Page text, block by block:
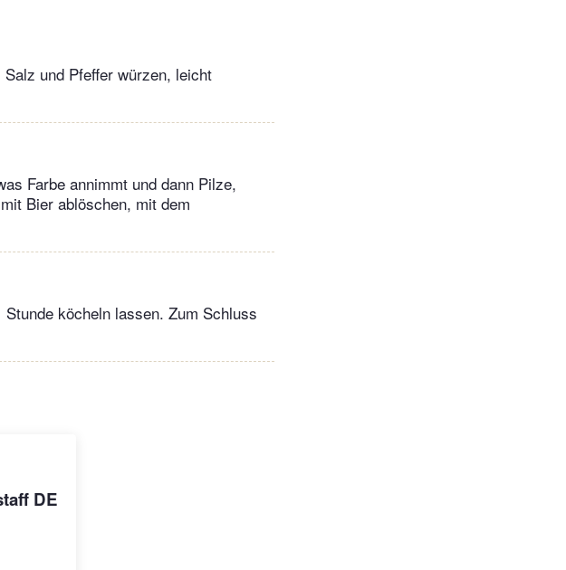
und Pfeffer würzen, leicht
Farbe annimmt und dann Pilze,
Bier ablöschen, mit dem
köcheln lassen. Zum Schluss
DE